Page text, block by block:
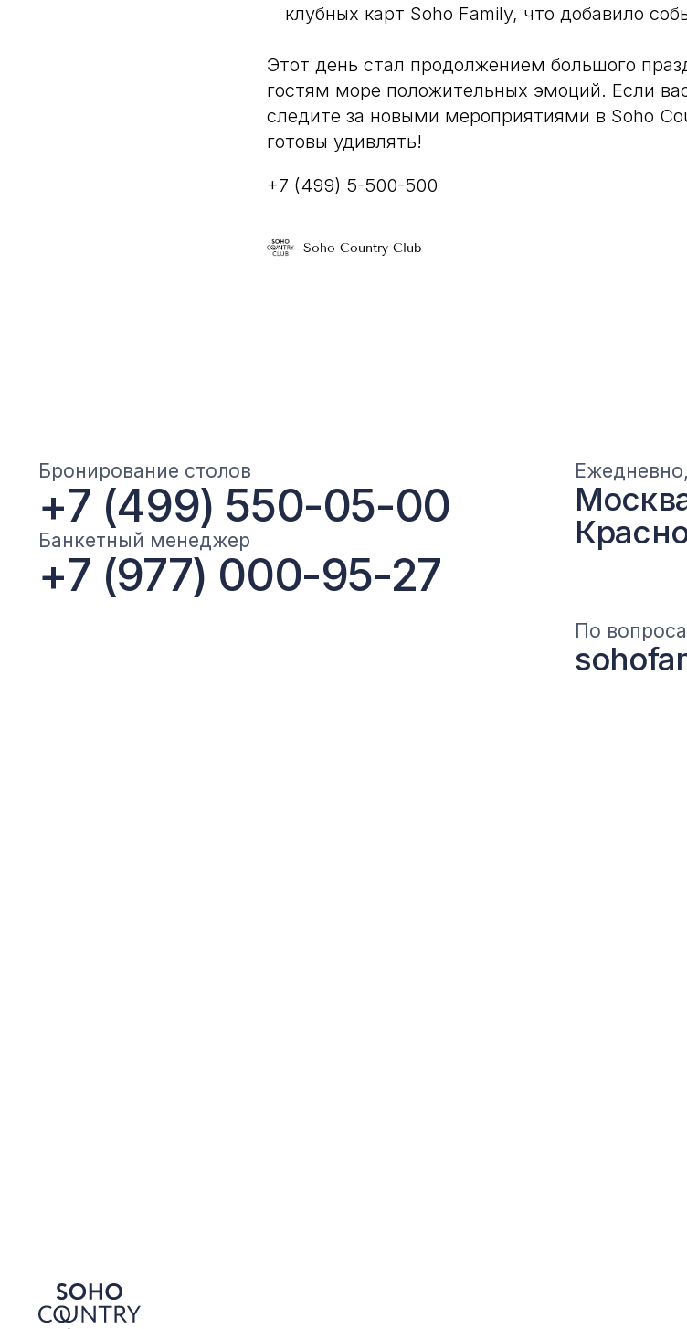
клубных карт Soho Family, что добавило
Этот день стал продолжением большого
гостям море положительных эмоций. Если
следите за новыми мероприятиями в Soho
готовы удивлять!
+7 (499) 5-500-500
Soho Country Club
По вопросам и предложениям
sohofamily@yandex.ru
Политика конфиденциальностиПользовательское соглашение
Ресторан